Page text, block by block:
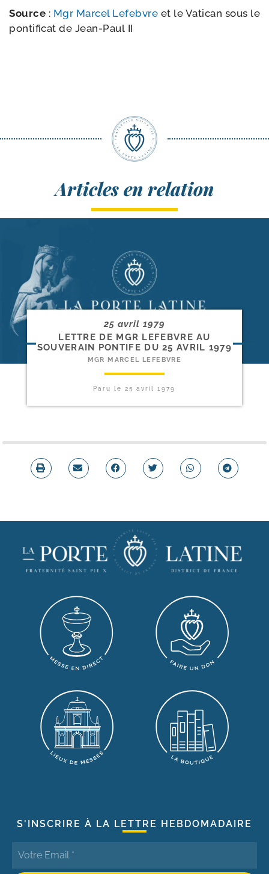
Source : Mgr Marcel Lefebvre et le Vatican sous le
pon­ti­fi­cat de Jean-​Paul II
Articles en relation
25 avril 1979
LETTRE DE MGR LEFEBVRE AU
SOUVERAIN PONTIFE DU 25 AVRIL 1979
MGR MARCEL LEFEBVRE
Paru le25 avril 1979
S'INSCRIRE À LA LETTRE HEBDOMADAIRE